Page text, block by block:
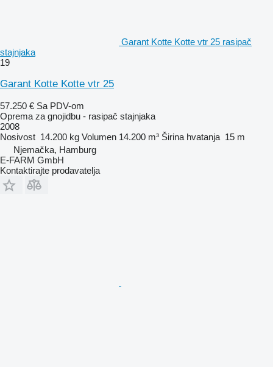
Garant Kotte Kotte vtr 25 rasipač
stajnjaka
19
Garant Kotte Kotte vtr 25
57.250 € Sa PDV-om
Oprema za gnojidbu - rasipač stajnjaka
2008
Nosivost 14.200 kg Volumen 14.200 m³ Širina hvatanja 15 m
Njemačka, Hamburg
E-FARM GmbH
Kontaktirajte prodavatelja